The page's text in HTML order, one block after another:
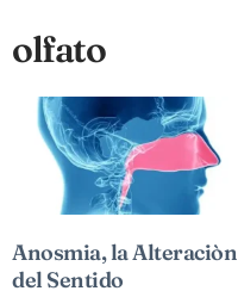
olfato
Anosmia, la Alteraciòn
del Sentido